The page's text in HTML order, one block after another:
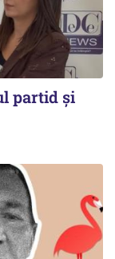
partid și